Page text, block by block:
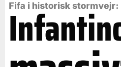
Fifa i historisk stormvejr: